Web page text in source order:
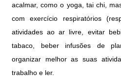
acalmar, como o yoga, tai chi,
com exercício respiratórios
atividades ao ar livre, evitar
tabaco, beber infusões de
organizar melhor as suas
trabalho e ler.